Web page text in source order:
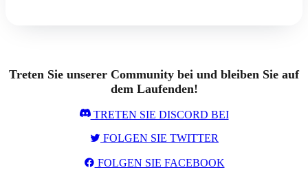
Treten Sie unserer Community bei und bleiben Sie auf
dem Laufenden!
TRETEN SIE DISCORD BEI
FOLGEN SIE TWITTER
FOLGEN SIE FACEBOOK